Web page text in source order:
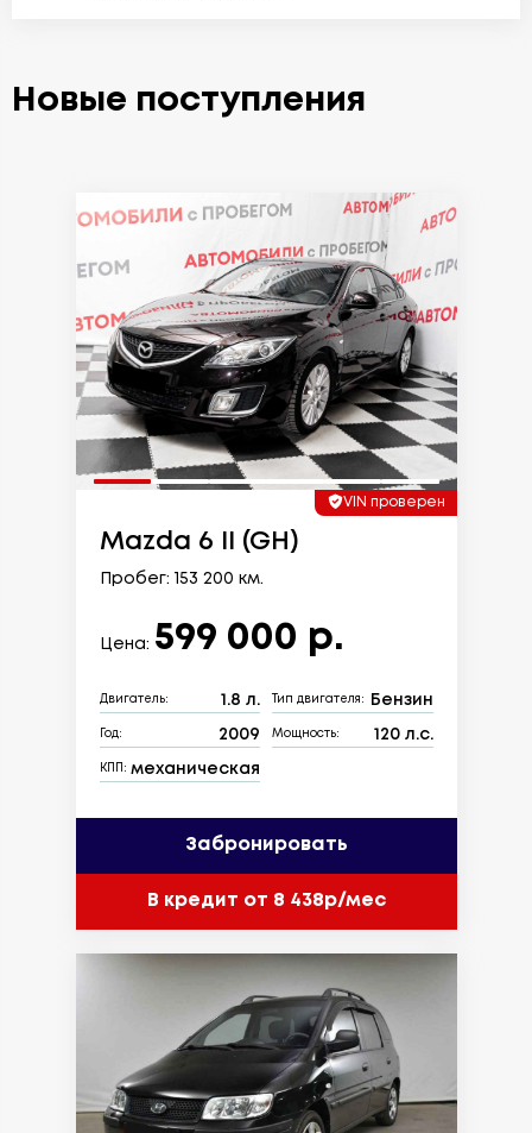
Новые поступления
VIN проверен
Mazda 6 II (GH)
Пробег: 153 200 км.
Цена: 599 000 р.
Двигатель: 1.8 л. Тип двигателя: Бензин
Год: 2009 Мощность: 120 л.с.
КПП: механическая
Забронировать
В кредит от 8 438р/мес